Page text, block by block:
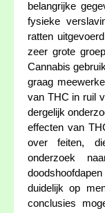
belangrijke
fysieke
ratten
zeer grote
Cannabis
graag
van THC in ruil
dergelijk
effecten van
over feiten,
onderzoek
duidelijk op
conclusies